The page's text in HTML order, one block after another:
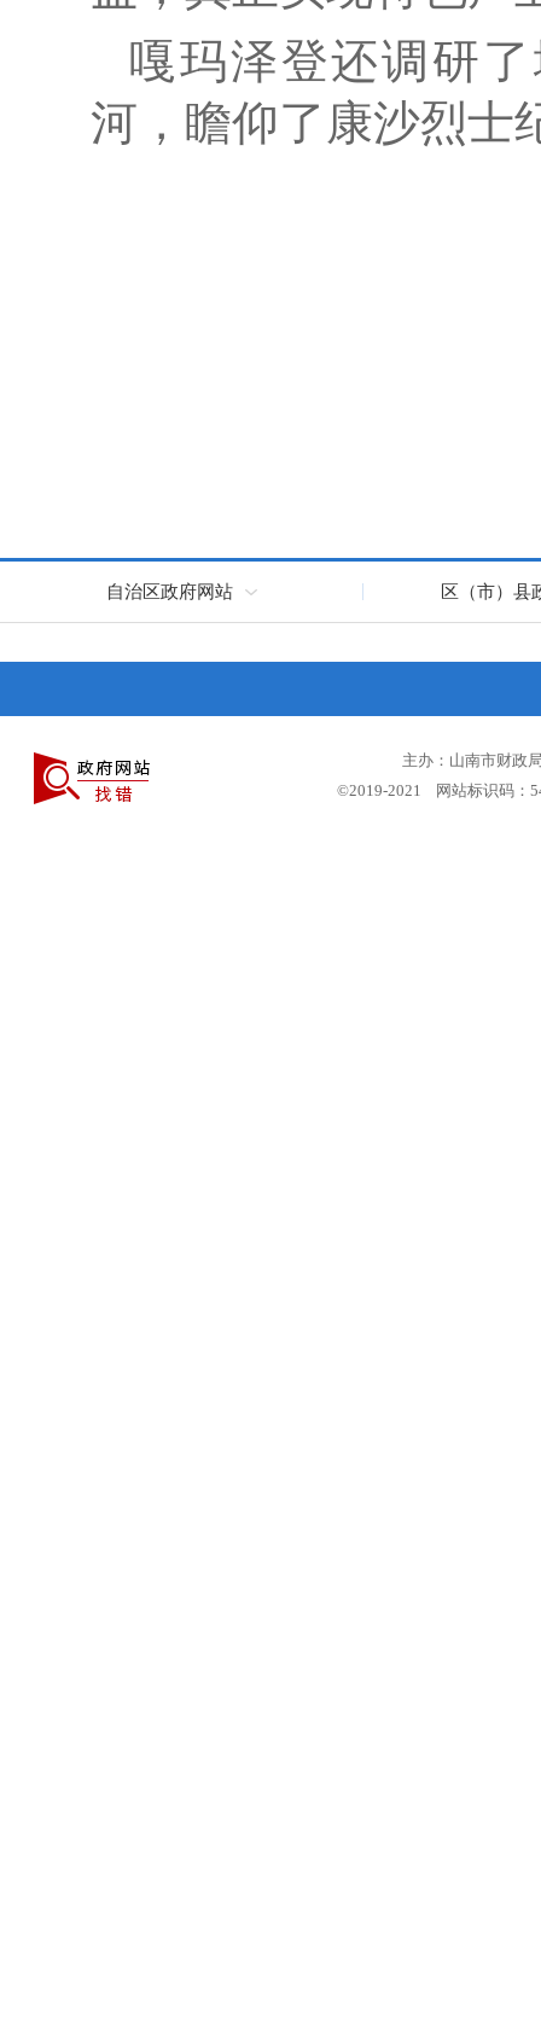
嘎玛泽登还调研
河，瞻仰了康沙烈士
自治区政府网站 区（市）县
主办：山南市财政
©2019-2021 网站标识码：